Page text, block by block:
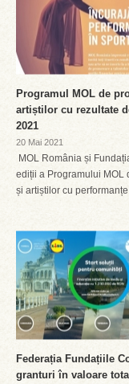
Programul MOL de
artiștilor cu rezultate
2021
20 Mai 2021
MOL România și
ediții a Programului MOL
și artiștilor cu
Federația Fundațiile
granturi în valoare